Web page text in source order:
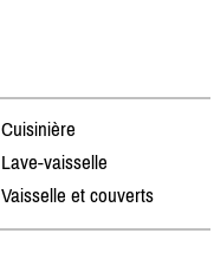
Cuisinière
Lave-vaisselle
Vaisselle et couverts